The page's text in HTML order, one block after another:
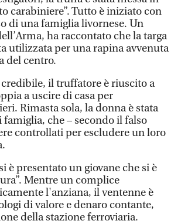
carabiniere”. Tutto è iniziato con
di una famiglia livornese. Un
ha raccontato che la targa
utilizzata per una rapina avvenuta
del centro.
il truffatore è riuscito a
a uscire di casa per
Rimasta sola, la donna è stata
che – secondo il falso
controllati per escludere un loro
è presentato un giovane che si è
Mentre un complice
l'anziana, il ventenne è
di valore e denaro contante,
della stazione ferroviaria.